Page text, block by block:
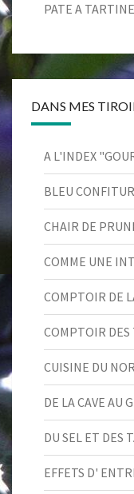
PATE A
DANS MES
A L'INDEX
BLEU
CHAIR DE
COMME UNE
COMPTOIR DE
COMPTOIR DES
CUISINE DU
DE LA CAVE AU
DU SEL ET DES
EFFETS D'